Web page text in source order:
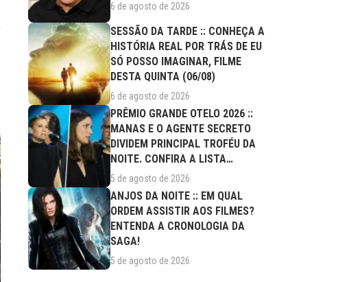
6 de agosto de 2026
SESSÃO DA TARDE :: CONHEÇA A
HISTÓRIA REAL POR TRÁS DE EU
SÓ POSSO IMAGINAR, FILME
DESTA QUINTA (06/08)
6 de agosto de 2026
PRÊMIO GRANDE OTELO 2026 ::
MANAS E O AGENTE SECRETO
DIVIDEM PRINCIPAL TROFÉU DA
NOITE. CONFIRA A LISTA
COMPLETA DE...
5 de agosto de 2026
ANJOS DA NOITE :: EM QUAL
ORDEM ASSISTIR AOS FILMES?
ENTENDA A CRONOLOGIA DA
SAGA!
5 de agosto de 2026